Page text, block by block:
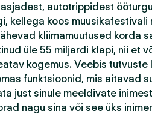
asjadest, autotrippidest
kellega koos
kliimamuutused korda
üle 55 miljardi klapi, nii et
kogemus. Veebis
funktsioonid, mis aitavad
just sinule meeldivate
nagu sina või see üks